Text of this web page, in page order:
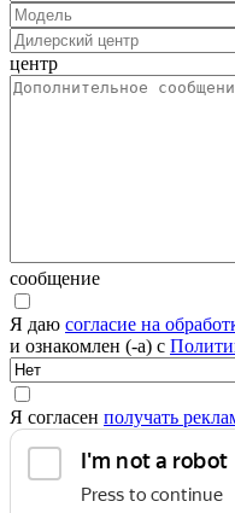
центр
сообщение
Я даю согласие на
и ознакомлен (-а) с
Я согласен получать